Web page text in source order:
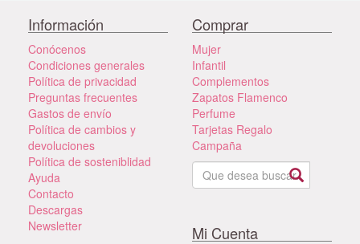
Información
Conócenos
Condiciones generales
Política de privacidad
Preguntas frecuentes
Gastos de envío
Política de cambios y
devoluciones
Política de sosteniblidad
Ayuda
Contacto
Descargas
Newsletter
Comprar
Mujer
Infantil
Complementos
Zapatos Flamenco
Perfume
Tarjetas Regalo
Campaña
Mi Cuenta